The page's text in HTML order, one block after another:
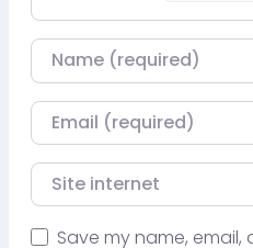
Nom
Courriel
Site internet
Save my name, email,